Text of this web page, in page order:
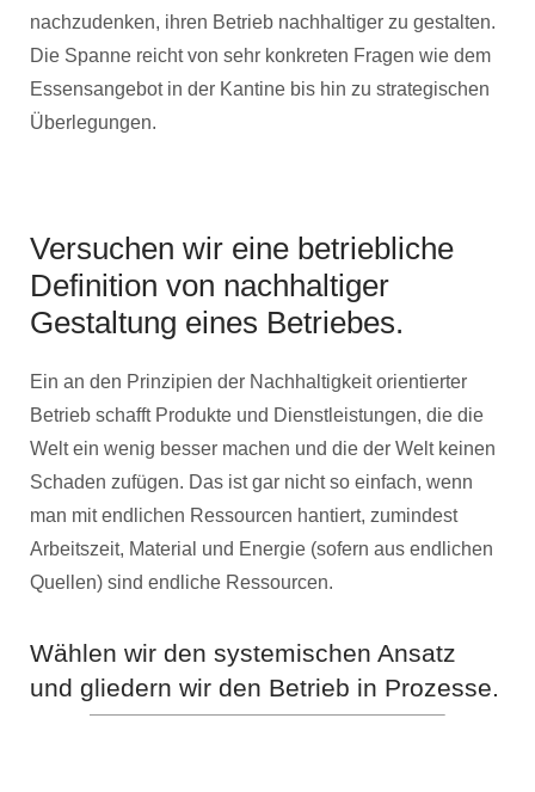
nachzudenken, ihren Betrieb nachhaltiger zu gestalten.
Die Spanne reicht von sehr konkreten Fragen wie dem
Essensangebot in der Kantine bis hin zu strategischen
Überlegungen.
Versuchen wir eine betriebliche
Definition von nachhaltiger
Gestaltung eines Betriebes.
Ein an den Prinzipien der Nachhaltigkeit orientierter
Betrieb schafft Produkte und Dienstleistungen, die die
Welt ein wenig besser machen und die der Welt keinen
Schaden zufügen. Das ist gar nicht so einfach, wenn
man mit endlichen Ressourcen hantiert, zumindest
Arbeitszeit, Material und Energie (sofern aus endlichen
Quellen) sind endliche Ressourcen.
Wählen wir den systemischen Ansatz
und gliedern wir den Betrieb in Prozesse.